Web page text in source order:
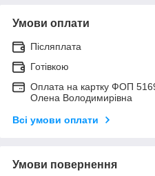
Умови оплати
Післяплата
Готівкою
Оплата на картку ФОП
Олена Володимирівна
Всі умови оплати
Умови повернення